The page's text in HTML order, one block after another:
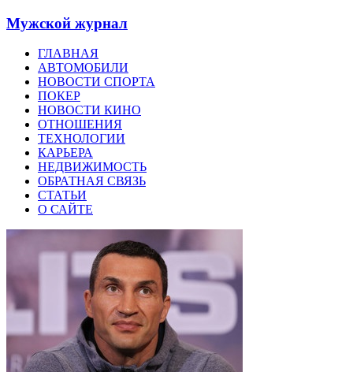
Мужской журнал
ГЛАВНАЯ
АВТОМОБИЛИ
НОВОСТИ СПОРТА
ПОКЕР
НОВОСТИ КИНО
ОТНОШЕНИЯ
ТЕХНОЛОГИИ
КАРЬЕРА
НЕДВИЖИМОСТЬ
ОБРАТНАЯ СВЯЗЬ
СТАТЬИ
О САЙТЕ